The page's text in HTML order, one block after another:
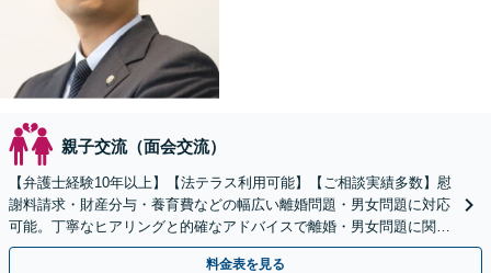
親子交流（面会交流）
【弁護士経験10年以上】【法テラス利用可能】【ご相談実績多数】慰
謝料請求・財産分与・養育費などの幅広い離婚問題・男女問題に対応
可能。丁寧なヒアリングと的確なアドバイスで離婚・男女問題に関す
る疑問を一つずつ解消します【初回のご相談30分無料】
料金表を見る